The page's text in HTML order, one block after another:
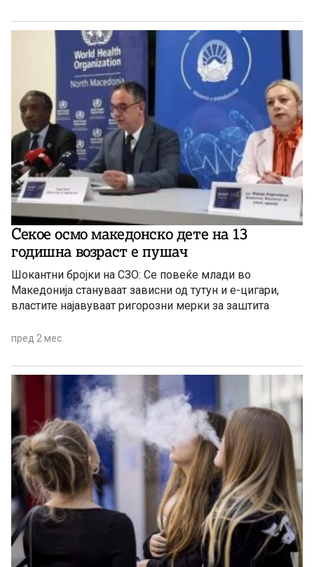
Секое осмо македонско дете на 13
годишна возраст е пушач
Шокантни бројки на СЗО: Се повеќе млади во
Македонија стануваат зависни од тутун и е-цигари,
властите најавуваат ригорозни мерки за заштита
пред 2 мес.